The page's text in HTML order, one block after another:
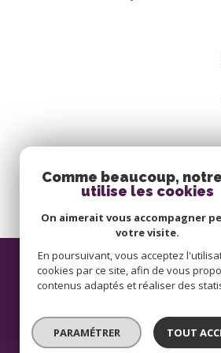
Comme beaucoup,
utilise les cookies
On aimerait vous accompagner
votre visite.
En poursuivant, vous acceptez
cookies par ce site, afin de vous
contenus adaptés et réaliser des
PARAMÉTRER TOUT